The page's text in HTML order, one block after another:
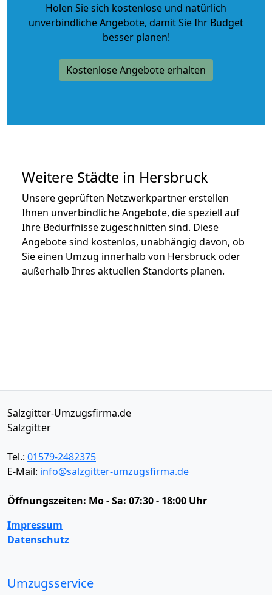
Holen Sie sich kostenlose und natürlich
unverbindliche Angebote, damit Sie Ihr Budget
besser planen!
Kostenlose Angebote erhalten
Weitere Städte in Hersbruck
Unsere geprüften Netzwerkpartner erstellen
Ihnen unverbindliche Angebote, die speziell auf
Ihre Bedürfnisse zugeschnitten sind. Diese
Angebote sind kostenlos, unabhängig davon, ob
Sie einen Umzug innerhalb von Hersbruck oder
außerhalb Ihres aktuellen Standorts planen.
Salzgitter-Umzugsfirma.de
Salzgitter
Tel.: 01579-2482375
E-Mail: info@salzgitter-umzugsfirma.de
Öffnungszeiten: Mo - Sa: 07:30 - 18:00 Uhr
Impressum
Datenschutz
Umzugsservice